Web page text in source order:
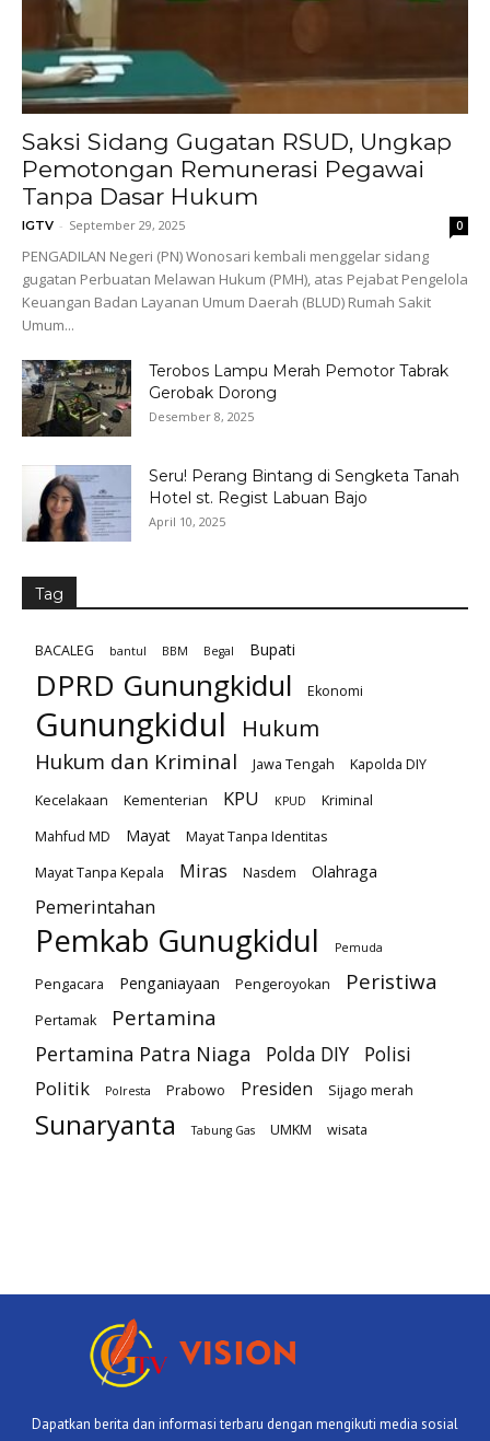
Saksi Sidang Gugatan RSUD, Ungkap
Pemotongan Remunerasi Pegawai
Tanpa Dasar Hukum
IGTV - September 29, 2025 0
PENGADILAN Negeri (PN) Wonosari kembali menggelar sidang
gugatan Perbuatan Melawan Hukum (PMH), atas Pejabat Pengelola
Keuangan Badan Layanan Umum Daerah (BLUD) Rumah Sakit
Umum...
Terobos Lampu Merah Pemotor Tabrak
Gerobak Dorong
Desember 8, 2025
Seru! Perang Bintang di Sengketa Tanah
Hotel st. Regist Labuan Bajo
April 10, 2025
Tag
BACALEG bantul BBM Begal Bupati
DPRD Gunungkidul Ekonomi
Gunungkidul Hukum
Hukum dan Kriminal Jawa Tengah
Kapolda DIY
Kecelakaan
Kementerian KPU KPUD
Kriminal
Mahfud MD
Mayat
Mayat Tanpa Identitas
Mayat Tanpa Kepala
Miras Nasdem Olahraga
Pemerintahan
Pemkab Gunugkidul Pemuda
Pengacara Penganiayaan Pengeroyokan Peristiwa
Pertamak Pertamina
Pertamina Patra Niaga Polda DIY
Polisi
Politik
Polresta Prabowo Presiden Sijago merah
Sunaryanta Tabung Gas UMKM wisata
Dapatkan berita dan informasi terbaru dengan mengikuti media sosial